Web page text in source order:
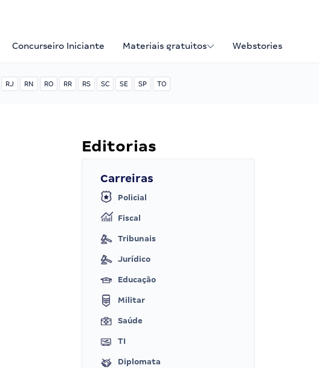
Concurseiro Iniciante Materiais gratuitos Webstories
RJ RN RO RR RS SC SE SP TO
Editorias
Carreiras
Policial
Fiscal
Tribunais
Jurídico
Educação
Militar
Saúde
TI
Diplomata